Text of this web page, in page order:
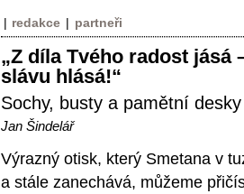
| redakce | partneři
„Z díla Tvého radost jásá
slávu hlásá!“
Sochy, busty a pamětní
Jan Šindelář
Výrazný otisk, který Smetana v
a stále zanechává, můžeme